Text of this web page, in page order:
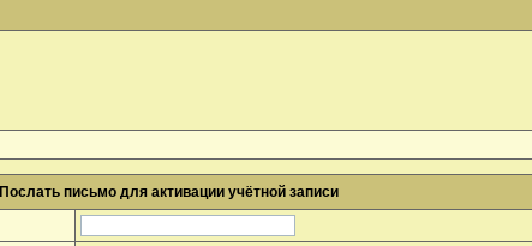
Послать письмо для активации учётной записи